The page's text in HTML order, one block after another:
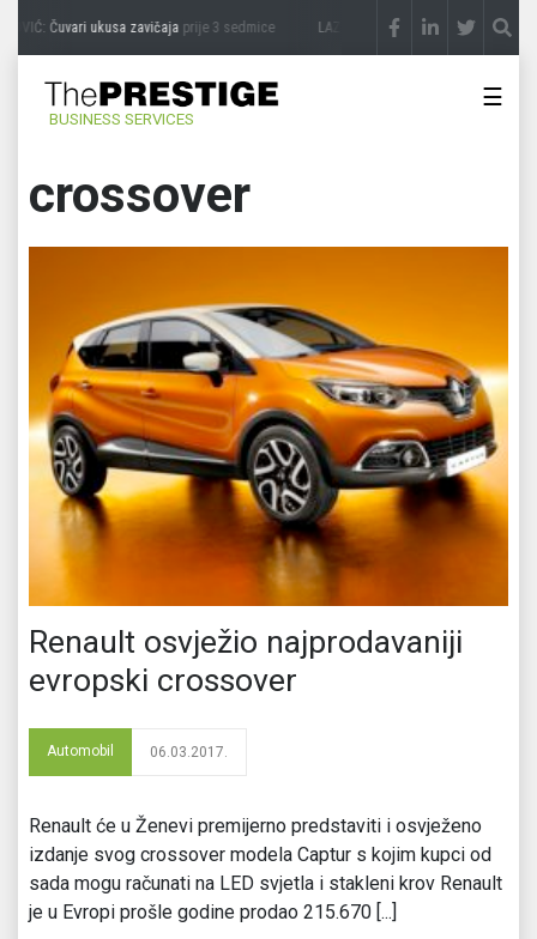
Čuvari ukusa zavičajaprije 3 sedmice LAZAR ĐURIĆ: Promocija potencijal
BUSINESS SERVICES
☰
crossover
Renault osvježio najprodavaniji
evropski crossover
Automobil 06.03.2017.
Renault će u Ženevi premijerno predstaviti i osvježeno
izdanje svog crossover modela Captur s kojim kupci od
sada mogu računati na LED svjetla i stakleni krov Renault
je u Evropi prošle godine prodao 215.670 [...]